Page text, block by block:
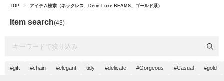
TOP > アイテム検索（ネックレス、Demi-Luxe BEAMS、ゴールド系）
Item search(43)
#gift #chain #elegant tidy #delicate #Gorgeous #Casual #gold